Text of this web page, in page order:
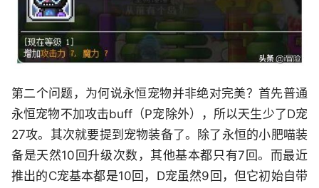
第二个问题，为何说永恒宠物并非绝对完美？首先普通
永恒宠物不加攻击buff（P宠除外），所以天生少了D宠
27攻。其次就要提到宠物装备了。除了永恒的小肥喵装
备是天然10回升级次数，其他基本都只有7回。而最近
推出的C宠基本都是10回，D宠虽然9回，但它初始自带